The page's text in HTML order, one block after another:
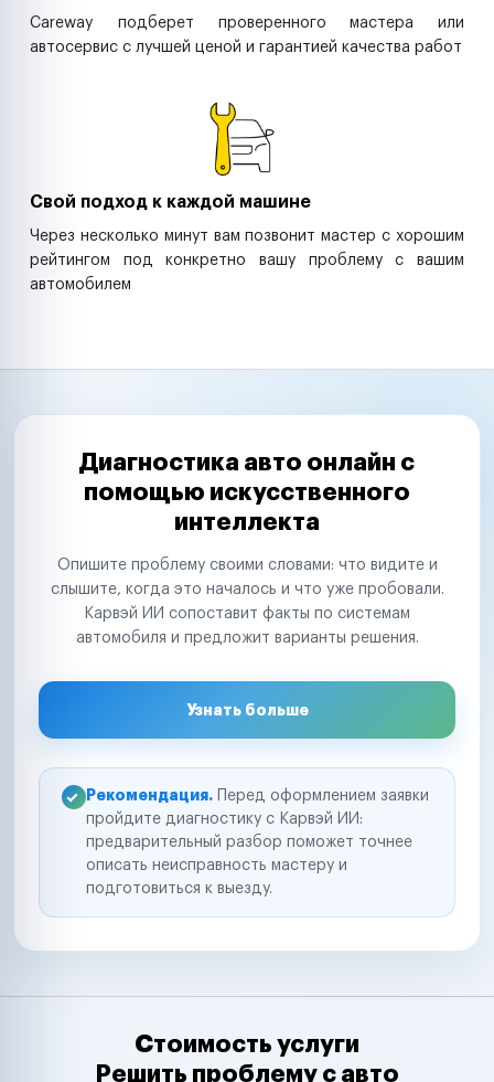
Careway подберет проверенного мастера или
автосервис с лучшей ценой и гарантией качества работ
Свой подход к каждой машине
Через несколько минут вам позвонит мастер с хорошим
рейтингом под конкретно вашу проблему с вашим
автомобилем
Диагностика авто онлайн с
помощью искусственного
интеллекта
Опишите проблему своими словами: что видите и
слышите, когда это началось и что уже пробовали.
Карвэй ИИ сопоставит факты по системам
автомобиля и предложит варианты решения.
Узнать больше
Рекомендация. Перед оформлением заявки
пройдите диагностику с Карвэй ИИ:
предварительный разбор поможет точнее
описать неисправность мастеру и
подготовиться к выезду.
Стоимость услуги
Решить проблему с авто